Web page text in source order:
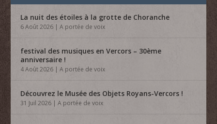
La nuit des étoiles à la grotte de Choranche
6 Août 2026 |A portée de voix
festival des musiques en Vercors – 30ème
anniversaire !
4 Août 2026 |A portée de voix
Découvrez le Musée des Objets Royans-Vercors !
31 Juil 2026 |A portée de voix